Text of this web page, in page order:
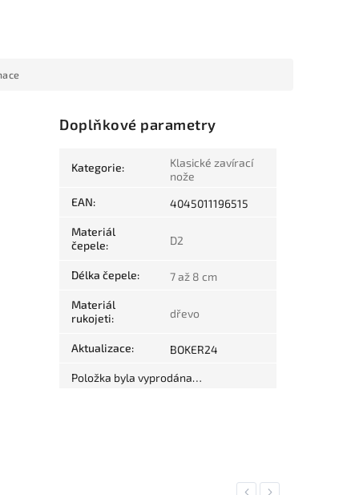
Doplňkové parametry
Kategorie:
Klasické zavírací
nože
EAN: 4045011196515
Materiál
čepele: D2
Délka čepele: 7 až 8 cm
Materiál
rukojeti: dřevo
Aktualizace: BOKER24
Položka byla vyprodána…
Previous
Next